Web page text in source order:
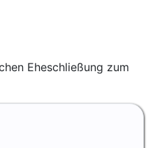
Eheschließung zum